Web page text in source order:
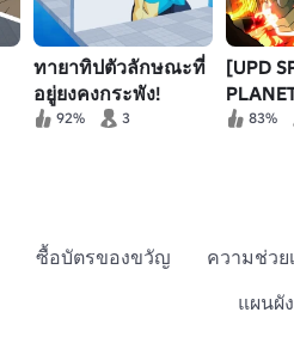
ทายาทิปตัวลักษณะที่
อยู่ยงคงกระพัง!
92% 3
[UPD
ของ83%
ซื้อบัตรของขวัญ ความช่วย
แผนผั